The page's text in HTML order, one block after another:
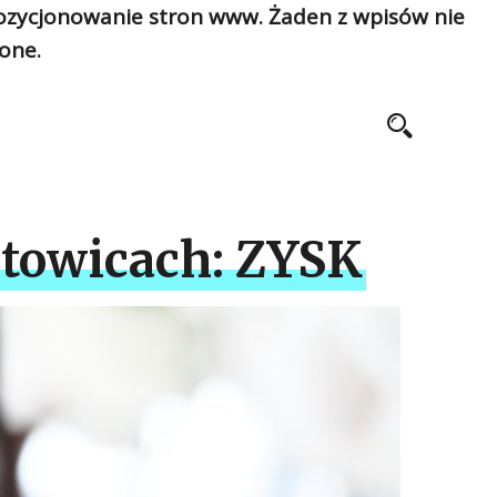
stron www. Żaden z wpisów nie
ZYSK